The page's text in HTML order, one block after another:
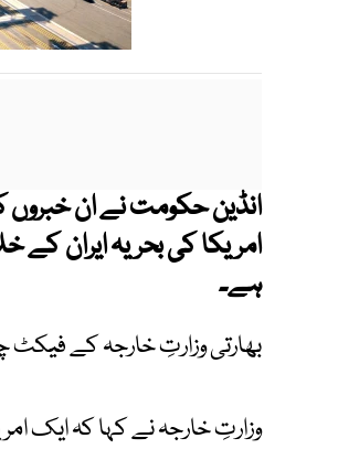
انڈین حکومت نے ان خبروں
امریکا کی بحریہ ایران
ہے۔
بھارتی وزارتِ خارجہ کے
وزارتِ خارجہ نے کہا کہ ایک